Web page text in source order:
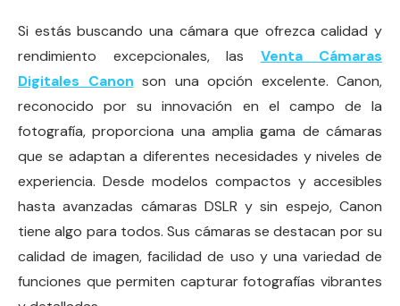
Si estás buscando una cámara que ofrezca calidad y
rendimiento excepcionales, las Venta Cámaras
Digitales Canon son una opción excelente. Canon,
reconocido por su innovación en el campo de la
fotografía, proporciona una amplia gama de cámaras
que se adaptan a diferentes necesidades y niveles de
experiencia. Desde modelos compactos y accesibles
hasta avanzadas cámaras DSLR y sin espejo, Canon
tiene algo para todos. Sus cámaras se destacan por su
calidad de imagen, facilidad de uso y una variedad de
funciones que permiten capturar fotografías vibrantes